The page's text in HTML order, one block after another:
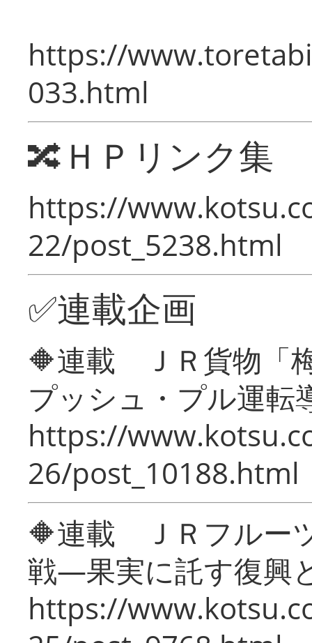
https://
033.html
🔀ＨＰリンク集
https://
22/post_5238.html
✅連載企画
🔶連載 ＪＲ貨物「
プッシュ・プル運転
https://
26/post_10188.html
🔶連載 ＪＲフルー
戦―果実に託す復興
https://